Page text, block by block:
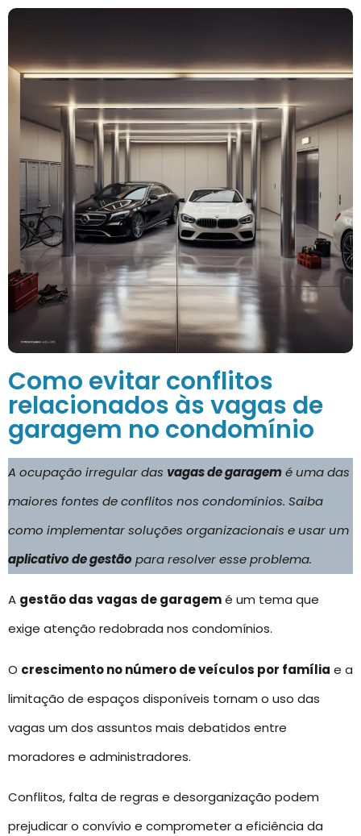
Como evitar conflitos
relacionados às vagas de
garagem no condomínio
A ocupação irregular das vagas de garagemé uma das
maiores fontes de conflitos nos condomínios. Saiba
como implementar soluções organizacionais e usar um
aplicativo de gestãopara resolver esse problema.
A gestão das vagas de garagemé um tema que
exige atenção redobrada nos condomínios.
O crescimento no número de veículos por família e a
limitação de espaços disponíveis tornam o uso das
vagas um dos assuntos mais debatidos entre
moradores e administradores.
Conflitos, falta de regras e desorganização podem
prejudicar o convívio e comprometer a eficiência da